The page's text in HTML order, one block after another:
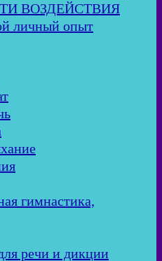
ВОЗДЕЙСТВИЯ
личный опыт
гимнастика,
речи и дикции